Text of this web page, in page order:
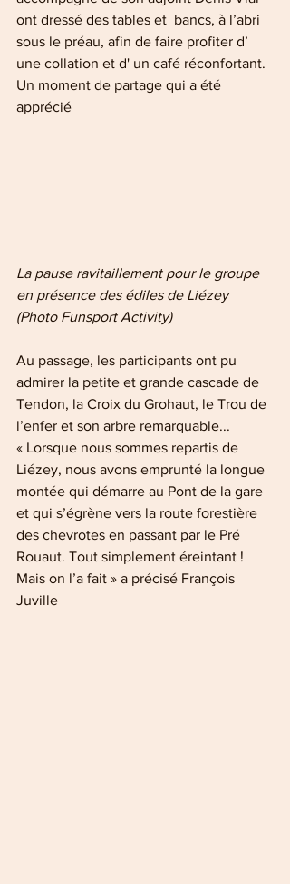
ont dressé des tables et  bancs, à l’abri
sous le préau, afin de faire profiter d’
une collation et d' un café réconfortant.
Un moment de partage qui a été
apprécié
La pause ravitaillement pour le groupe
en présence des édiles de Liézey
(Photo Funsport Activity)
Au passage, les participants ont pu
admirer la petite et grande cascade de
Tendon, la Croix du Grohaut, le Trou de
l’enfer et son arbre remarquable...
« Lorsque nous sommes repartis de
Liézey, nous avons emprunté la longue
montée qui démarre au Pont de la gare
et qui s’égrène vers la route forestière
des chevrotes en passant par le Pré
Rouaut. Tout simplement éreintant !
Mais on l’a fait » a précisé François
Juville